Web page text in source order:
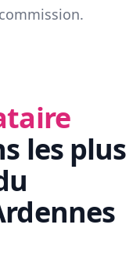
les plus